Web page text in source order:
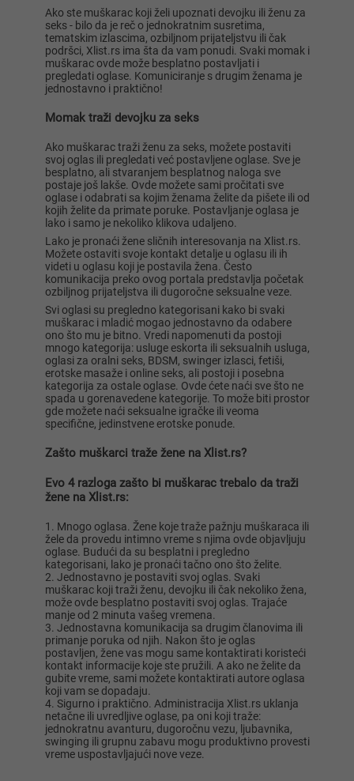
Ako ste muškarac koji želi upoznati devojku ili ženu za
seks - bilo da je reč o jednokratnim susretima,
tematskim izlascima, ozbiljnom prijateljstvu ili čak
podršci, Xlist.rs ima šta da vam ponudi. Svaki momak i
muškarac ovde može besplatno postavljati i
pregledati oglase. Komuniciranje s drugim ženama je
jednostavno i praktično!
Momak traži devojku za seks
Ako muškarac traži ženu za seks, možete postaviti
svoj oglas ili pregledati već postavljene oglase. Sve je
besplatno, ali stvaranjem besplatnog naloga sve
postaje još lakše. Ovde možete sami pročitati sve
oglase i odabrati sa kojim ženama želite da pišete ili od
kojih želite da primate poruke. Postavljanje oglasa je
lako i samo je nekoliko klikova udaljeno.
Lako je pronaći žene sličnih interesovanja na Xlist.rs.
Možete ostaviti svoje kontakt detalje u oglasu ili ih
videti u oglasu koji je postavila žena. Često
komunikacija preko ovog portala predstavlja početak
ozbiljnog prijateljstva ili dugoročne seksualne veze.
Svi oglasi su pregledno kategorisani kako bi svaki
muškarac i mladić mogao jednostavno da odabere
ono što mu je bitno. Vredi napomenuti da postoji
mnogo kategorija: usluge eskorta ili seksualnih usluga,
oglasi za oralni seks, BDSM, swinger izlasci, fetiši,
erotske masaže i online seks, ali postoji i posebna
kategorija za ostale oglase. Ovde ćete naći sve što ne
spada u gorenavedene kategorije. To može biti prostor
gde možete naći seksualne igračke ili veoma
specifične, jedinstvene erotske ponude.
Zašto muškarci traže žene na Xlist.rs?
Evo 4 razloga zašto bi muškarac trebalo da traži
žene na Xlist.rs:
Mnogo oglasa. Žene koje traže pažnju muškaraca ili
žele da provedu intimno vreme s njima ovde objavljuju
oglase. Budući da su besplatni i pregledno
kategorisani, lako je pronaći tačno ono što želite.
Jednostavno je postaviti svoj oglas. Svaki
muškarac koji traži ženu, devojku ili čak nekoliko žena,
može ovde besplatno postaviti svoj oglas. Trajaće
manje od 2 minuta vašeg vremena.
Jednostavna komunikacija sa drugim članovima ili
primanje poruka od njih. Nakon što je oglas
postavljen, žene vas mogu same kontaktirati koristeći
kontakt informacije koje ste pružili. A ako ne želite da
gubite vreme, sami možete kontaktirati autore oglasa
koji vam se dopadaju.
Sigurno i praktično. Administracija Xlist.rs uklanja
netačne ili uvredljive oglase, pa oni koji traže:
jednokratnu avanturu, dugoročnu vezu, ljubavnika,
swinging ili grupnu zabavu mogu produktivno provesti
vreme uspostavljajući nove veze.